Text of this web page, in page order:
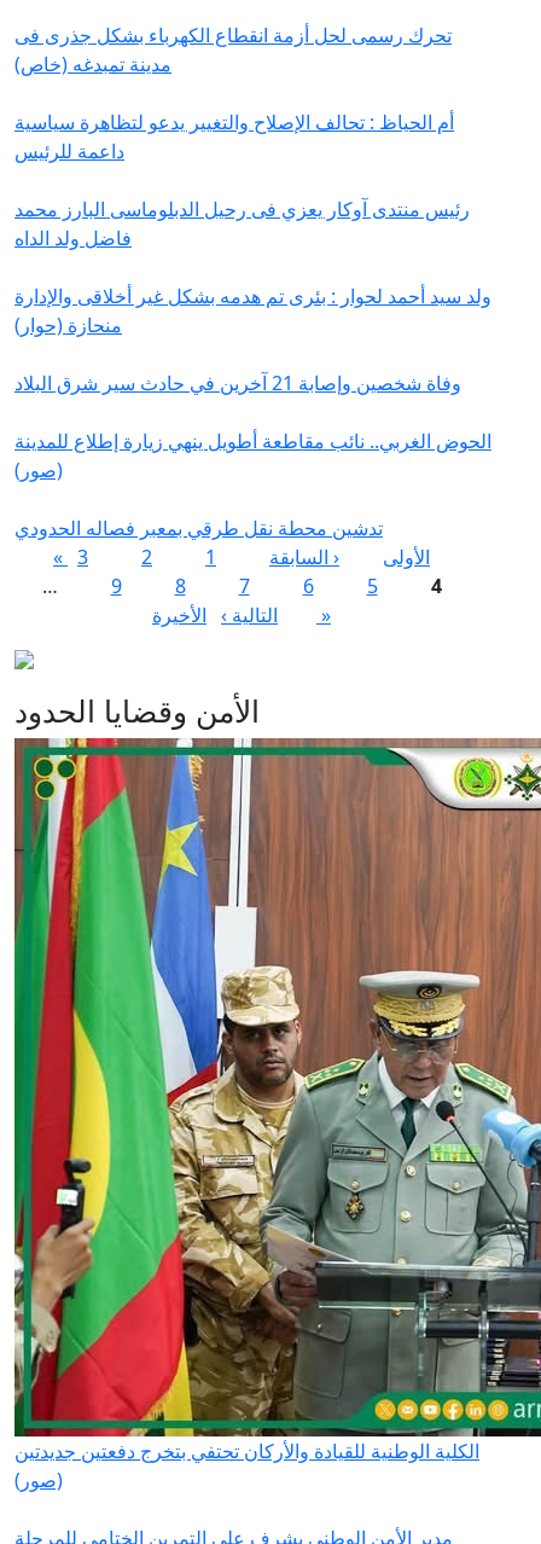
تحرك رسمى لحل أزمة انقطاع الكهرباء بشكل جذرى فى
مدينة تمبدغه (خاص)
أم الحياظ : تحالف الإصلاح والتغيير يدعو لتظاهرة سياسية
داعمة للرئيس
رئيس منتدى آوكار يعزي فى رحيل الدبلوماسى البارز محمد
فاضل ولد الداه
ولد سيد أحمد لحوار : بئرى تم هدمه بشكل غير أخلاقى والإدارة
منحازة (حوار)
وفاة شخصين وإصابة 21 آخرين في حادث سير شرق البلاد
الحوض الغربي.. نائب مقاطعة أطويل ينهي زيارة إطلاع للمدينة
(صور)
تدشين محطة نقل طرقي بمعبر فصاله الحدودي
الصفحات « الأولى ‹ السابقة 1
2
3
4
5
6
7
8
9
…
التالية ›
الأخيرة »
الأمن وقضايا الحدود
الكلية الوطنية للقيادة والأركان تحتفي بتخرج دفعتين جديدتين
(صور)
مدير الأمن الوطني يشرف على التمرين الختامي للمرحلة